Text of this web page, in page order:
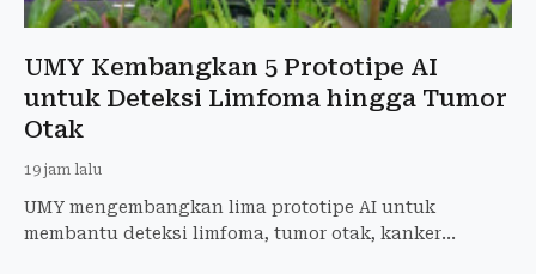
UMY Kembangkan 5 Prototipe AI
untuk Deteksi Limfoma hingga Tumor
Otak
19 jam lalu
UMY mengembangkan lima prototipe AI untuk
membantu deteksi limfoma, tumor otak, kanker